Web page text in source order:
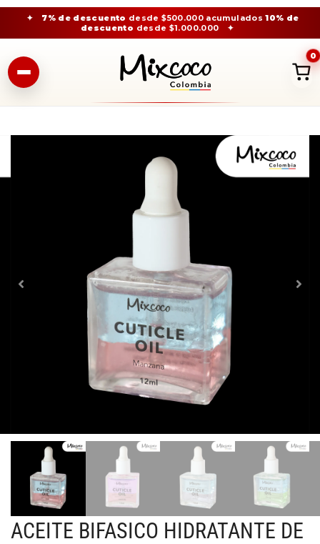
✦ 7% de descuento desde $500.000 acumulados10% de
descuento desde $1.000.000 ✦
0
ACEITE BIFASICO HIDRATANTE DE